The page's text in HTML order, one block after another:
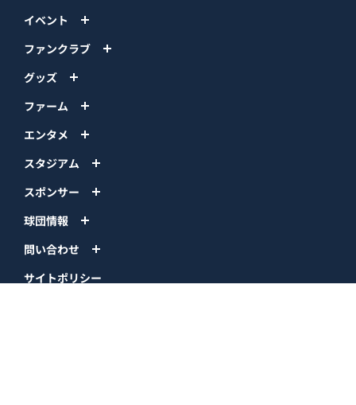
イベント
ファンクラブ
グッズ
ファーム
エンタメ
スタジアム
スポンサー
球団情報
問い合わせ
サイトポリシー